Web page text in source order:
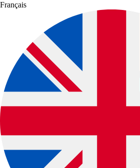
Français